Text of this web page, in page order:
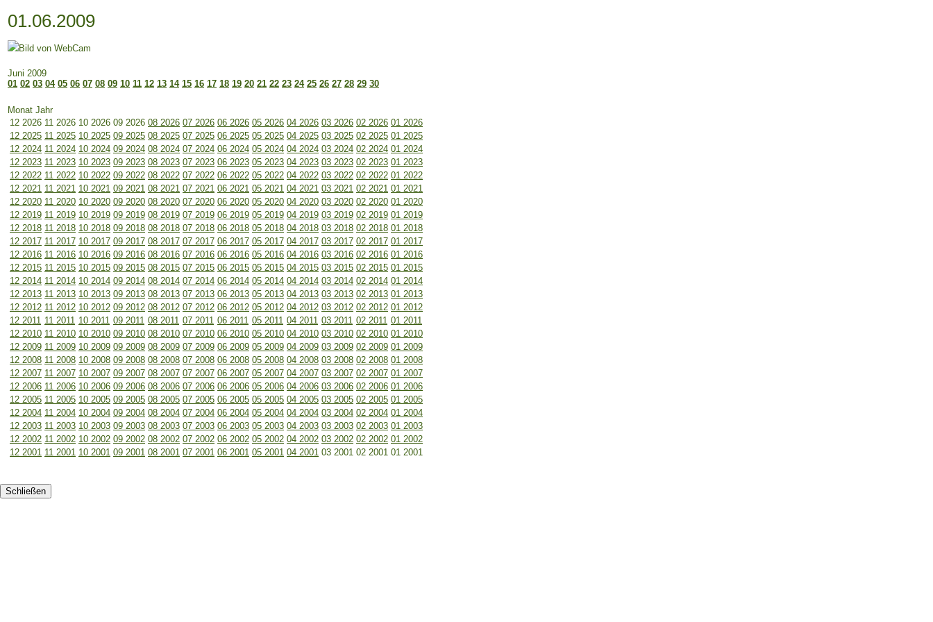
01.06.2009
Juni 2009
01 02 03 04 05 06 07 08 09 10 11 12 13 14 15 16 17 18 19 20 21 22 23 24 25 26 27 28 29 30
Monat Jahr
12 2026 11 2026 10 2026 09 2026 08 2026 07 2026 06 2026 05 2026 04 2026 03 2026 02 2026 01 2026
12 2025 11 2025 10 2025 09 2025 08 2025 07 2025 06 2025 05 2025 04 2025 03 2025 02 2025 01 2025
12 2024 11 2024 10 2024 09 2024 08 2024 07 2024 06 2024 05 2024 04 2024 03 2024 02 2024 01 2024
12 2023 11 2023 10 2023 09 2023 08 2023 07 2023 06 2023 05 2023 04 2023 03 2023 02 2023 01 2023
12 2022 11 2022 10 2022 09 2022 08 2022 07 2022 06 2022 05 2022 04 2022 03 2022 02 2022 01 2022
12 2021 11 2021 10 2021 09 2021 08 2021 07 2021 06 2021 05 2021 04 2021 03 2021 02 2021 01 2021
12 2020 11 2020 10 2020 09 2020 08 2020 07 2020 06 2020 05 2020 04 2020 03 2020 02 2020 01 2020
12 2019 11 2019 10 2019 09 2019 08 2019 07 2019 06 2019 05 2019 04 2019 03 2019 02 2019 01 2019
12 2018 11 2018 10 2018 09 2018 08 2018 07 2018 06 2018 05 2018 04 2018 03 2018 02 2018 01 2018
12 2017 11 2017 10 2017 09 2017 08 2017 07 2017 06 2017 05 2017 04 2017 03 2017 02 2017 01 2017
12 2016 11 2016 10 2016 09 2016 08 2016 07 2016 06 2016 05 2016 04 2016 03 2016 02 2016 01 2016
12 2015 11 2015 10 2015 09 2015 08 2015 07 2015 06 2015 05 2015 04 2015 03 2015 02 2015 01 2015
12 2014 11 2014 10 2014 09 2014 08 2014 07 2014 06 2014 05 2014 04 2014 03 2014 02 2014 01 2014
12 2013 11 2013 10 2013 09 2013 08 2013 07 2013 06 2013 05 2013 04 2013 03 2013 02 2013 01 2013
12 2012 11 2012 10 2012 09 2012 08 2012 07 2012 06 2012 05 2012 04 2012 03 2012 02 2012 01 2012
12 2011 11 2011 10 2011 09 2011 08 2011 07 2011 06 2011 05 2011 04 2011 03 2011 02 2011 01 2011
12 2010 11 2010 10 2010 09 2010 08 2010 07 2010 06 2010 05 2010 04 2010 03 2010 02 2010 01 2010
12 2009 11 2009 10 2009 09 2009 08 2009 07 2009 06 2009 05 2009 04 2009 03 2009 02 2009 01 2009
12 2008 11 2008 10 2008 09 2008 08 2008 07 2008 06 2008 05 2008 04 2008 03 2008 02 2008 01 2008
12 2007 11 2007 10 2007 09 2007 08 2007 07 2007 06 2007 05 2007 04 2007 03 2007 02 2007 01 2007
12 2006 11 2006 10 2006 09 2006 08 2006 07 2006 06 2006 05 2006 04 2006 03 2006 02 2006 01 2006
12 2005 11 2005 10 2005 09 2005 08 2005 07 2005 06 2005 05 2005 04 2005 03 2005 02 2005 01 2005
12 2004 11 2004 10 2004 09 2004 08 2004 07 2004 06 2004 05 2004 04 2004 03 2004 02 2004 01 2004
12 2003 11 2003 10 2003 09 2003 08 2003 07 2003 06 2003 05 2003 04 2003 03 2003 02 2003 01 2003
12 2002 11 2002 10 2002 09 2002 08 2002 07 2002 06 2002 05 2002 04 2002 03 2002 02 2002 01 2002
12 2001 11 2001 10 2001 09 2001 08 2001 07 2001 06 2001 05 2001 04 2001 03 2001 02 2001 01 2001